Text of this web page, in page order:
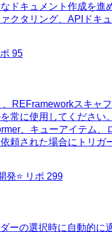
ドキュメント作成を
クタリング、APIドキ
95
REFrameworkスキャ
常に使用してくださ
、キューアイテム
頼された場合にトリ
発⭐ リポ 299
ーの選択時に自動的